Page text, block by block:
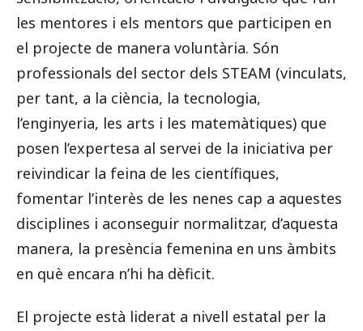
les mentores i els mentors que participen en
el projecte de manera voluntària. Són
professionals del sector dels STEAM (vinculats,
per tant, a la ciència, la tecnologia,
l’enginyeria, les arts i les matemàtiques) que
posen l’expertesa al servei de la iniciativa per
reivindicar la feina de les científiques,
fomentar l’interès de les nenes cap a aquestes
disciplines i aconseguir normalitzar, d’aquesta
manera, la presència femenina en uns àmbits
en què encara n’hi ha dèficit.
El projecte està liderat a nivell estatal per la